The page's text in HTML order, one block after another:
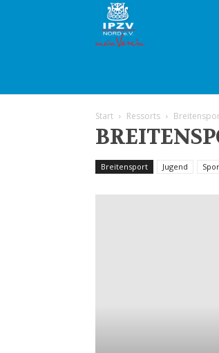
Start Ressorts
Breitensport Jugend